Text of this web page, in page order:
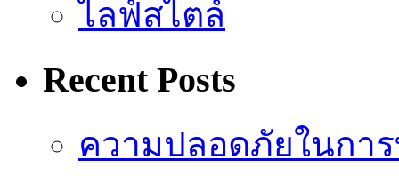
ไลฟ์สไตล์
Recent Posts
ความปลอดภัยในกา